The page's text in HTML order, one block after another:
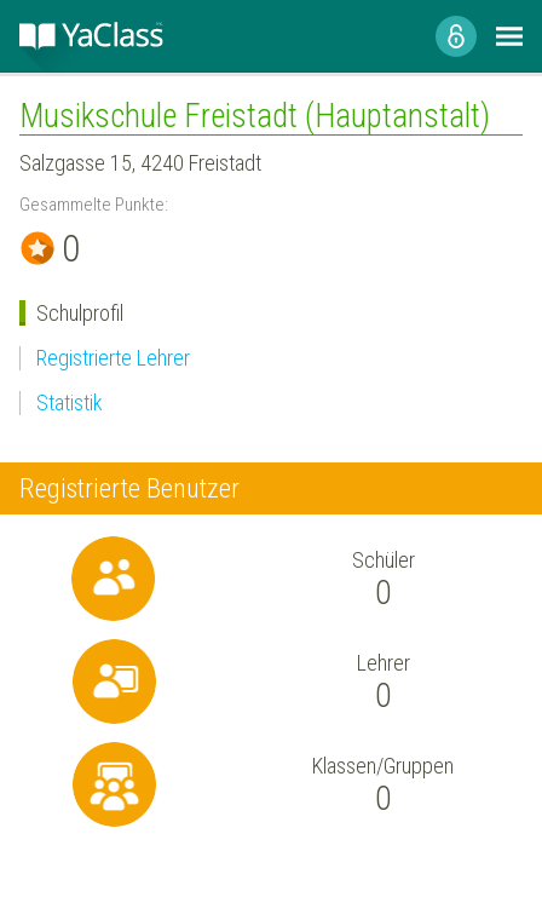
Musikschule Freistadt (Hauptanstalt)
Salzgasse 15, 4240 Freistadt
Gesammelte Punkte:
0
Schulprofil
Registrierte Lehrer
Statistik
Registrierte Benutzer
Schüler
0
Lehrer
0
Klassen/Gruppen
0